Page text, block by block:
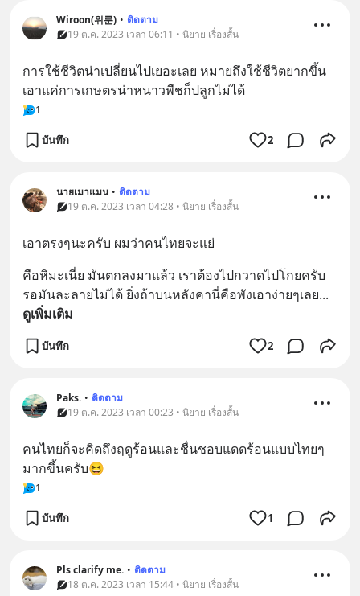
Wiroon(위룬) • ติดตาม
19 ต.ค. 2023 เวลา 06:11 • นิยาย เรื่องสั้น
การใช้ชีวิตน่าเปลี่ยนไปเยอะเลย หมายถึงใช้ชีวิตยากขึ้น
เอาแค่การเกษตรน่าหนาวพืชก็ปลูกไม่ได้
1
บันทึก 2
นายเมาแมน • ติดตาม
19 ต.ค. 2023 เวลา 04:28 • นิยาย เรื่องสั้น
เอาตรงๆนะครับ ผมว่าคนไทยจะแย่
คือหิมะเนี่ย มันตกลงมาแล้ว เราต้องไปกวาดไปโกยครับ
รอมันละลายไม่ได้ ยิ่งถ้าบนหลังคานี่คือพังเอาง่ายๆเลย...
ดูเพิ่มเติม
บันทึก 2
Paks. • ติดตาม
19 ต.ค. 2023 เวลา 00:23 • นิยาย เรื่องสั้น
คนไทยก็จะคิดถึงฤดูร้อนและชื่นชอบแดดร้อนแบบไทยๆ
มากขึ้นครับ😆
1
บันทึก 1
Pls clarify me. • ติดตาม
18 ต.ค. 2023 เวลา 15:44 • นิยาย เรื่องสั้น